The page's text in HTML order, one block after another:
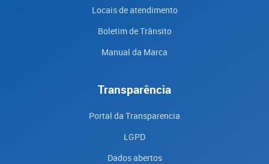
Locais de atendimento
Boletim de Trânsito
Manual da Marca
Transparência
Portal da Transparencia
LGPD
Dados abertos